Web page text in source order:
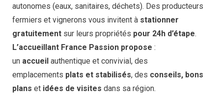
autonomes (eaux, sanitaires, déchets). Des producteurs
fermiers et vignerons vous invitent à stationner
gratuitement sur leurs propriétés pour 24h d’étape.
L’accueillant France Passion propose :
un accueil authentique et convivial, des
emplacements plats et stabilisés, des conseils, bons
plans et idées de visites dans sa région.